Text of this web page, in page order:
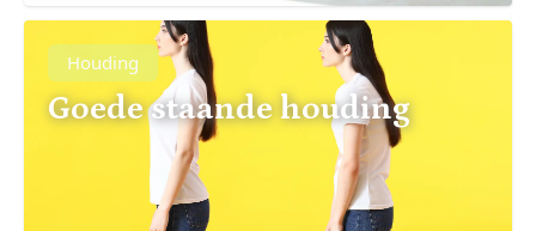
Houding
Goede staande houding